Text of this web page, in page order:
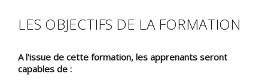
LES OBJECTIFS DE LA FORMATION
A l'issue de cette formation, les apprenants seront
capables de :